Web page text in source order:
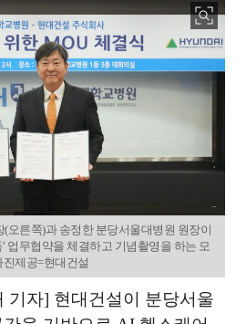
오른쪽)과 송정한 분당서울대병원 원장이
업무협약을 체결하고 기념촬영을 하는 모
진제공=현대건설
기자] 현대건설이 분당서울